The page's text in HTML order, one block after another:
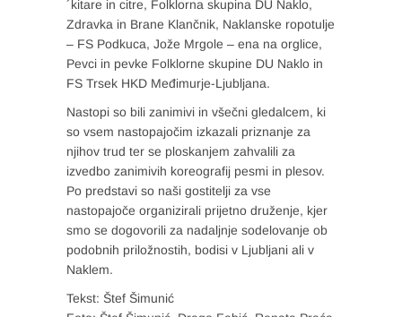
´kitare in citre, Folklorna skupina DU Naklo,
Zdravka in Brane Klančnik, Naklanske ropotulje
– FS Podkuca, Jože Mrgole – ena na orglice,
Pevci in pevke Folklorne skupine DU Naklo in
FS Trsek HKD Međimurje-Ljubljana.
Nastopi so bili zanimivi in všečni gledalcem, ki
so vsem nastopajočim izkazali priznanje za
njihov trud ter se ploskanjem zahvalili za
izvedbo zanimivih koreografij pesmi in plesov.
Po predstavi so naši gostitelji za vse
nastopajoče organizirali prijetno druženje, kjer
smo se dogovorili za nadaljnje sodelovanje ob
podobnih priložnostih, bodisi v Ljubljani ali v
Naklem.
Tekst: Štef Šimunić